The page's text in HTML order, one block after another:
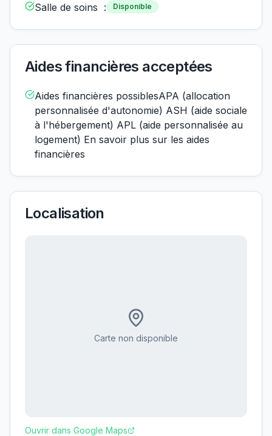
Salle de soins : Disponible
Aides financières acceptées
Aides financières possiblesAPA (allocation
personnalisée d'autonomie) ASH (aide sociale
à l'hébergement) APL (aide personnalisée au
logement) En savoir plus sur les aides
financières
Localisation
Carte non disponible
Ouvrir dans Google Maps